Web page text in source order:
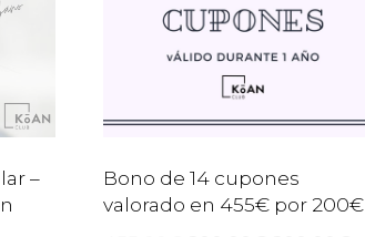
–
Bono de 14 cupones
valorado en 455€ por 200€